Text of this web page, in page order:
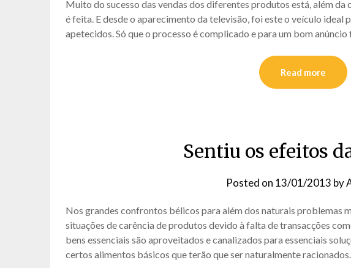
Muito do sucesso das vendas dos diferentes produtos está, além
é feita. E desde o aparecimento da televisão, foi este o veículo ideal
apetecidos. Só que o processo é complicado e para um bom
Read more
Sentiu os efeitos
Posted on 13/01/2013 by
Nos grandes confrontos bélicos para além dos naturais problemas
situações de carência de produtos devido à falta de transacções
bens essenciais são aproveitados e canalizados para essenciais
certos alimentos básicos que terão que ser naturalmente